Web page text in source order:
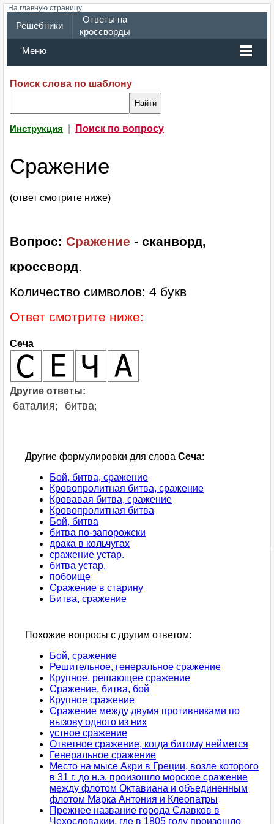
На главную страницу
Решебники
Ответы на
кроссворды
Меню
Поиск слова по шаблону
Инструкция Поиск по вопросу
Сражение
(ответ смотрите ниже)
Вопрос: Сражение - сканворд,
кроссворд.
Количество символов: 4 букв
Ответ смотрите ниже:
Сеча
Другие ответы:
баталия; битва;
Другие формулировки для слова Сеча:
Бой, битва, сражение
Кровопролитная битва, сражение
Кровавая битва, сражение
Кровопролитная битва
Бой, битва
битва по-запорожски
драка в кольчугах
сражение устар.
битва устар.
побоище
Сражение в старину
Битва, сражение
Похожие вопросы с другим ответом:
Бой, сражение
Решительное, генеральное сражение
Крупное, решающее сражение
Сражение, битва, бой
Крупное сражение
Сражение между двумя противниками по
вызову одного из них
устное сражение
Ответное сражение, когда битому неймется
Генеральное сражение
Место на мысе Акри в Греции, возле которого
в 31 г. до н.э. произошло морское сражение
между флотом Октавиана и объединенным
флотом Марка Антония и Клеопатры
Прежнее название города Славков в
Чехословакии, где в 1805 году произошло